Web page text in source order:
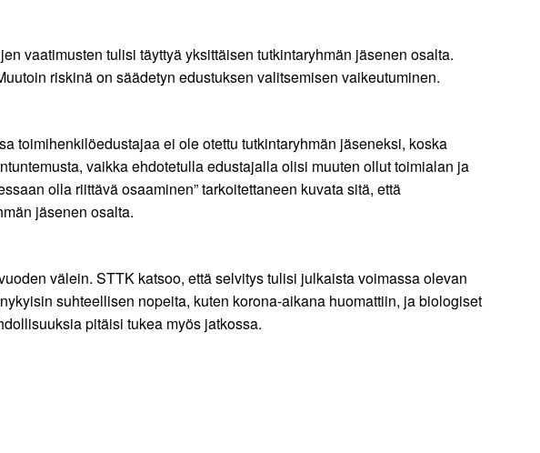
vaatimusten tulisi täyttyä yksittäisen tutkintaryhmän jäsenen osalta.
riskinä on säädetyn edustuksen valitsemisen vaikeutuminen.
toimihenkilöedustajaa ei ole otettu tutkintaryhmän jäseneksi, koska
vaikka ehdotetulla edustajalla olisi muuten ollut toimialan ja
olla riittävä osaaminen” tarkoitettaneen kuvata sitä, että
jäsenen osalta.
välein. STTK katsoo, että selvitys tulisi julkaista voimassa olevan
suhteellisen nopeita, kuten korona-aikana huomattiin, ja biologiset
pitäisi tukea myös jatkossa.